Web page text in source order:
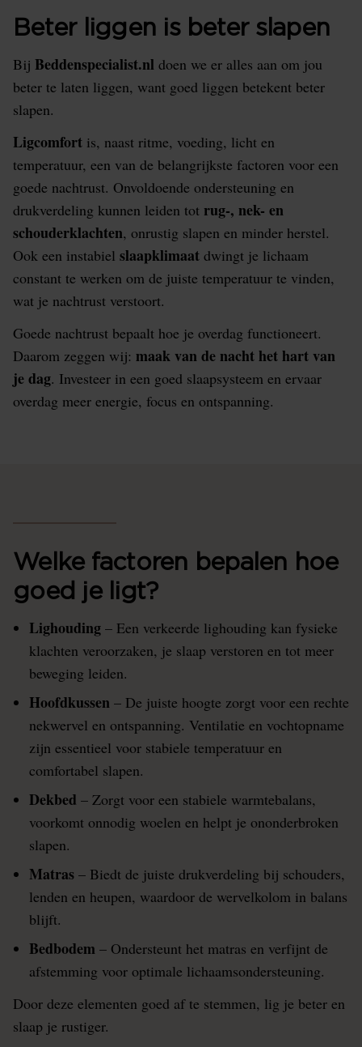
Beter liggen is beter slapen
Bij Beddenspecialist.nl doen we er alles aan om jou
beter te laten liggen, want goed liggen betekent beter
slapen.
Ligcomfort is, naast ritme, voeding, licht en
temperatuur, een van de belangrijkste factoren voor een
goede nachtrust. Onvoldoende ondersteuning en
drukverdeling kunnen leiden tot rug-, nek- en
schouderklachten, onrustig slapen en minder herstel.
Ook een instabiel slaapklimaat dwingt je lichaam
constant te werken om de juiste temperatuur te vinden,
wat je nachtrust verstoort.
Goede nachtrust bepaalt hoe je overdag functioneert.
Daarom zeggen wij: maak van de nacht het hart van
je dag. Investeer in een goed slaapsysteem en ervaar
overdag meer energie, focus en ontspanning.
Welke factoren bepalen hoe
goed je ligt?
Lighouding – Een verkeerde lighouding kan fysieke
klachten veroorzaken, je slaap verstoren en tot meer
beweging leiden.
Hoofdkussen – De juiste hoogte zorgt voor een rechte
nekwervel en ontspanning. Ventilatie en vochtopname
zijn essentieel voor stabiele temperatuur en
comfortabel slapen.
Dekbed – Zorgt voor een stabiele warmtebalans,
voorkomt onnodig woelen en helpt je ononderbroken
slapen.
Matras – Biedt de juiste drukverdeling bij schouders,
lenden en heupen, waardoor de wervelkolom in balans
blijft.
Bedbodem – Ondersteunt het matras en verfijnt de
afstemming voor optimale lichaamsondersteuning.
Door deze elementen goed af te stemmen, lig je beter en
slaap je rustiger.